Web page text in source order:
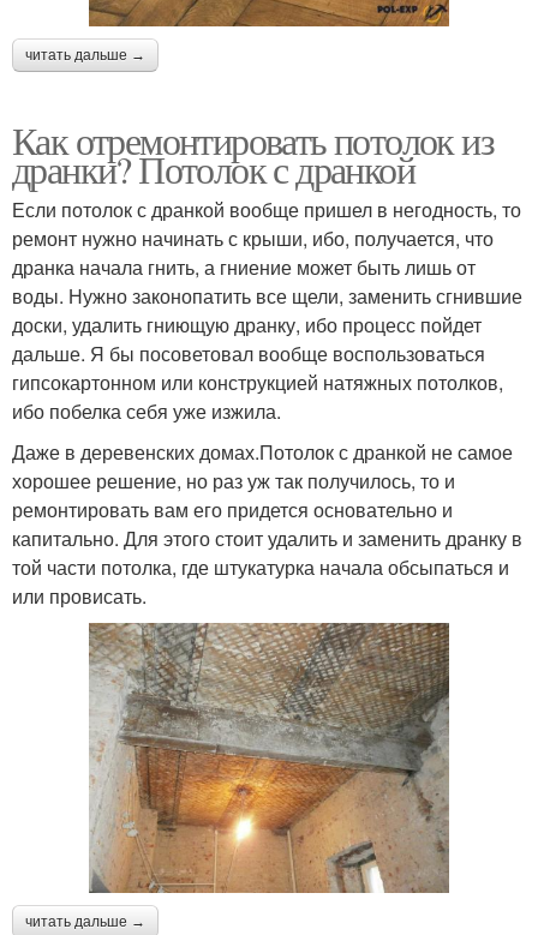
читать дальше →
Как отремонтировать потолок из
дранки? Потолок с дранкой
Если потолок с дранкой вообще пришел в негодность, то
ремонт нужно начинать с крыши, ибо, получается, что
дранка начала гнить, а гниение может быть лишь от
воды. Нужно законопатить все щели, заменить сгнившие
доски, удалить гниющую дранку, ибо процесс пойдет
дальше. Я бы посоветовал вообще воспользоваться
гипсокартонном или конструкцией натяжных потолков,
ибо побелка себя уже изжила.
Даже в деревенских домах.Потолок с дранкой не самое
хорошее решение, но раз уж так получилось, то и
ремонтировать вам его придется основательно и
капитально. Для этого стоит удалить и заменить дранку в
той части потолка, где штукатурка начала обсыпаться и
или провисать.
читать дальше →